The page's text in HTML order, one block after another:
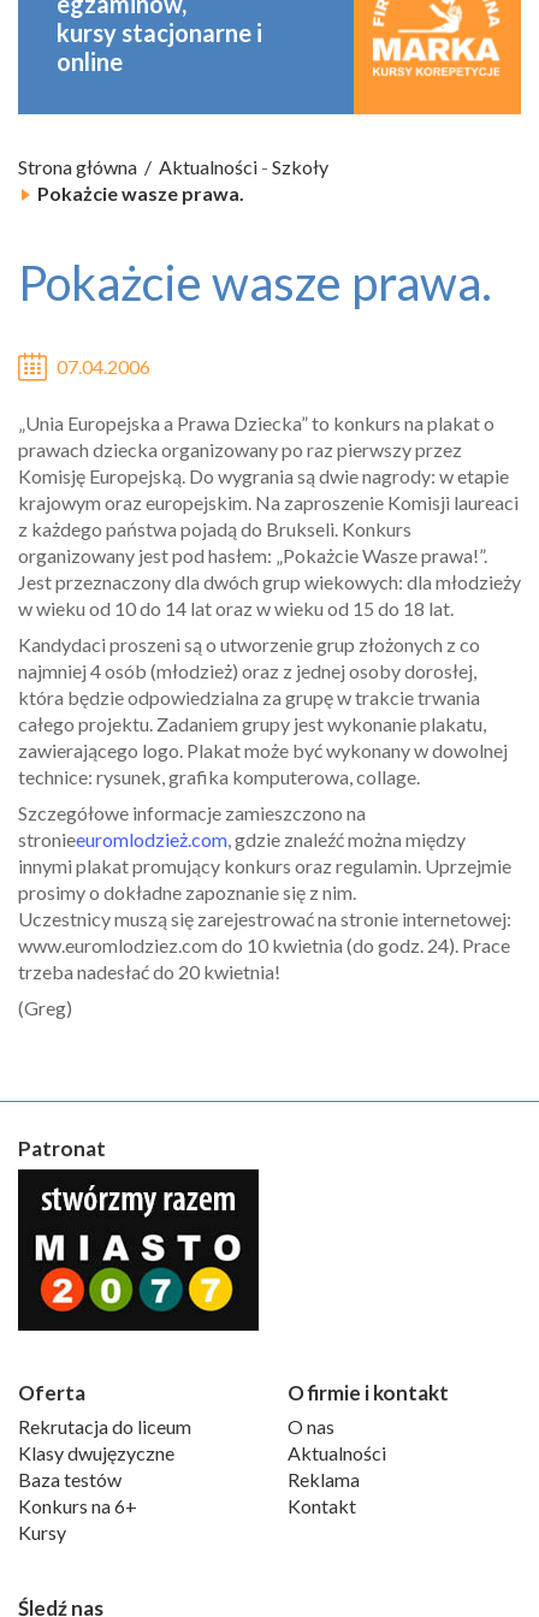
kursy stacjonarne i
online
Strona główna Aktualności -Szkoły
Pokażcie wasze prawa.
Pokażcie wasze prawa.
07.04.2006
„Unia Europejska a Prawa Dziecka” to konkurs na plakat o
prawach dziecka organizowany po raz pierwszy przez
Komisję Europejską. Do wygrania są dwie nagrody: w etapie
krajowym oraz europejskim. Na zaproszenie Komisji laureaci
z każdego państwa pojadą do Brukseli. Konkurs
organizowany jest pod hasłem: „Pokażcie Wasze prawa!”.
Jest przeznaczony dla dwóch grup wiekowych: dla młodzieży
w wieku od 10 do 14 lat oraz w wieku od 15 do 18 lat.
Kandydaci proszeni są o utworzenie grup złożonych z co
najmniej 4 osób (młodzież) oraz z jednej osoby dorosłej,
która będzie odpowiedzialna za grupę w trakcie trwania
całego projektu. Zadaniem grupy jest wykonanie plakatu,
zawierającego logo. Plakat może być wykonany w dowolnej
technice: rysunek, grafika komputerowa, collage.
Szczegółowe informacje zamieszczono na
stronieeuromlodzież.com, gdzie znaleźć można między
innymi plakat promujący konkurs oraz regulamin. Uprzejmie
prosimy o dokładne zapoznanie się z nim.
Uczestnicy muszą się zarejestrować na stronie internetowej:
www.euromlodziez.com do 10 kwietnia (do godz. 24). Prace
trzeba nadesłać do 20 kwietnia!
(Greg)
Patronat
Oferta
Rekrutacja do liceum
Klasy dwujęzyczne
Baza testów
Konkurs na 6+
Kursy
O firmie i kontakt
O nas
Aktualności
Reklama
Kontakt
Śledź nas